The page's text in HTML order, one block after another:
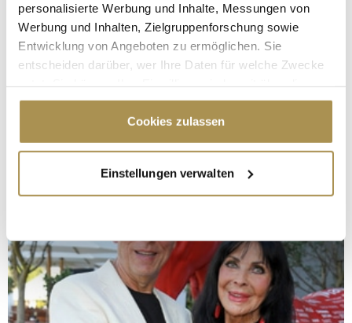
personalisierte Werbung und Inhalte, Messungen von
Werbung und Inhalten, Zielgruppenforschung sowie
Entwicklung von Angeboten zu ermöglichen. Sie
entscheiden darüber, wer Ihre Daten für welche Zwecke
Cookie-Erklärung oder durch Klicken auf das Privacy
Trigger Symbol ändern oder widerrufen
Informationen über Ihre geografische Lage
erfassen, welche bis auf einige Meter genau sein
bestimmten Merkmalen (Fingerprinting) identifizieren
Erfahren Sie mehr darüber, wie Ihre persönlichen Daten
verarbeitet werden, und legen Sie Ihre Präferenzen im
Abschnitt Einzelheiten
fest.
Cookies zulassen
Einstellungen verwalten